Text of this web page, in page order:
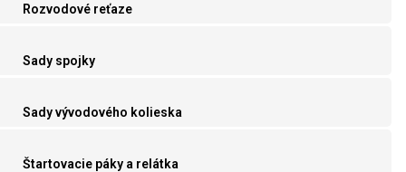
Rozvodové reťaze
Sady spojky
Sady vývodového kolieska
Štartovacie páky a relátka